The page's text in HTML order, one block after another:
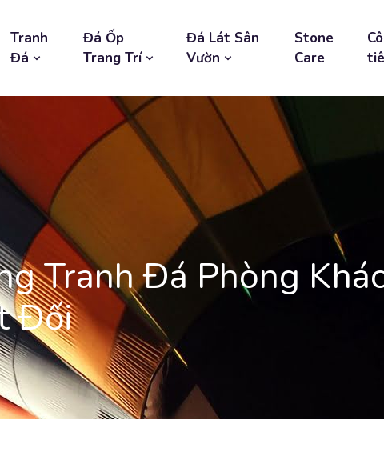
Tranh
Đá
Đá Ốp
Trang Trí
Đá Lát Sân
Vườn
Stone
Care
Tranh Đá Phòng
Đối